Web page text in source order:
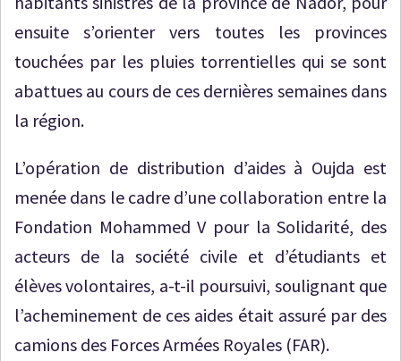
ensuite s’orienter vers toutes les provinces
touchées par les pluies torrentielles qui se sont
abattues au cours de ces dernières semaines dans
la région.
L’opération de distribution d’aides à Oujda est
menée dans le cadre d’une collaboration entre la
Fondation Mohammed V pour la Solidarité, des
acteurs de la société civile et d’étudiants et
élèves volontaires, a-t-il poursuivi, soulignant que
l’acheminement de ces aides était assuré par des
camions des Forces Armées Royales (FAR).